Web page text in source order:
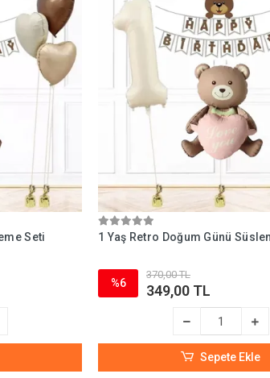
Seti 1 Yaş Retro Doğum Günü
%6
370,00 TL
349,00 TL
Sepete Ekle